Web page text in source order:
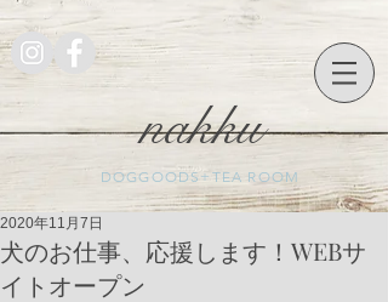
nakku
DOGGOODS+TEA ROOM
犬のお仕事、応援します！WEBサ
イトオープン
2020年11月7日